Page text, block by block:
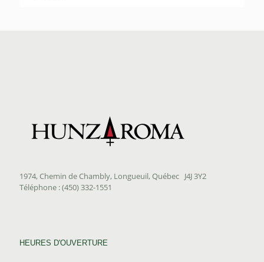
1974, Chemin de Chambly, Longueuil, Québec J4J 3Y2
Téléphone : (450) 332-1551
HEURES D'OUVERTURE